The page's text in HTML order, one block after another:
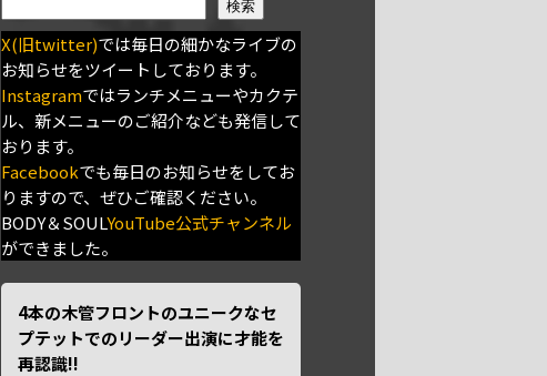
検索
X(旧twitter)では毎日の細かなライブの
お知らせをツイートしております。
Instagramではランチメニューやカクテ
ル、新メニューのご紹介なども発信して
おります。
Facebookでも毎日のお知らせをしてお
りますので、ぜひご確認ください。
BODY＆SOULYouTube公式チャンネル
ができました。
4本の木管フロントのユニークなセ
プテットでのリーダー出演に才能を
再認識!!